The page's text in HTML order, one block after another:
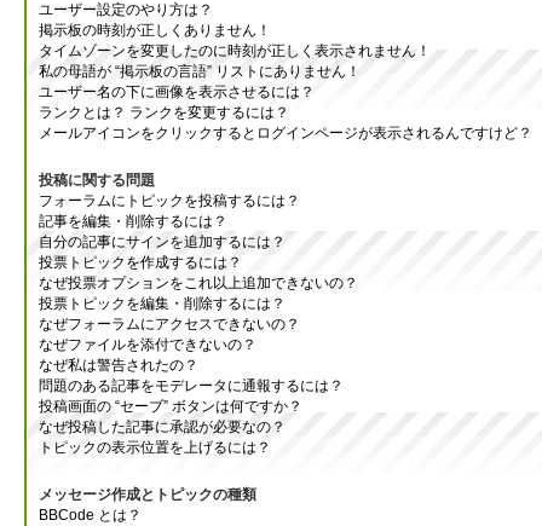
ユーザー設定のやり方は？
掲示板の時刻が正しくありません！
タイムゾーンを変更したのに時刻が正しく表示されません！
私の母語が “掲示板の言語” リストにありません！
ユーザー名の下に画像を表示させるには？
ランクとは？ ランクを変更するには？
メールアイコンをクリックするとログインページが表示されるんですけど？
投稿に関する問題
フォーラムにトピックを投稿するには？
記事を編集・削除するには？
自分の記事にサインを追加するには？
投票トピックを作成するには？
なぜ投票オプションをこれ以上追加できないの？
投票トピックを編集・削除するには？
なぜフォーラムにアクセスできないの？
なぜファイルを添付できないの？
なぜ私は警告されたの？
問題のある記事をモデレータに通報するには？
投稿画面の “セーブ” ボタンは何ですか？
なぜ投稿した記事に承認が必要なの？
トピックの表示位置を上げるには？
メッセージ作成とトピックの種類
BBCode とは？